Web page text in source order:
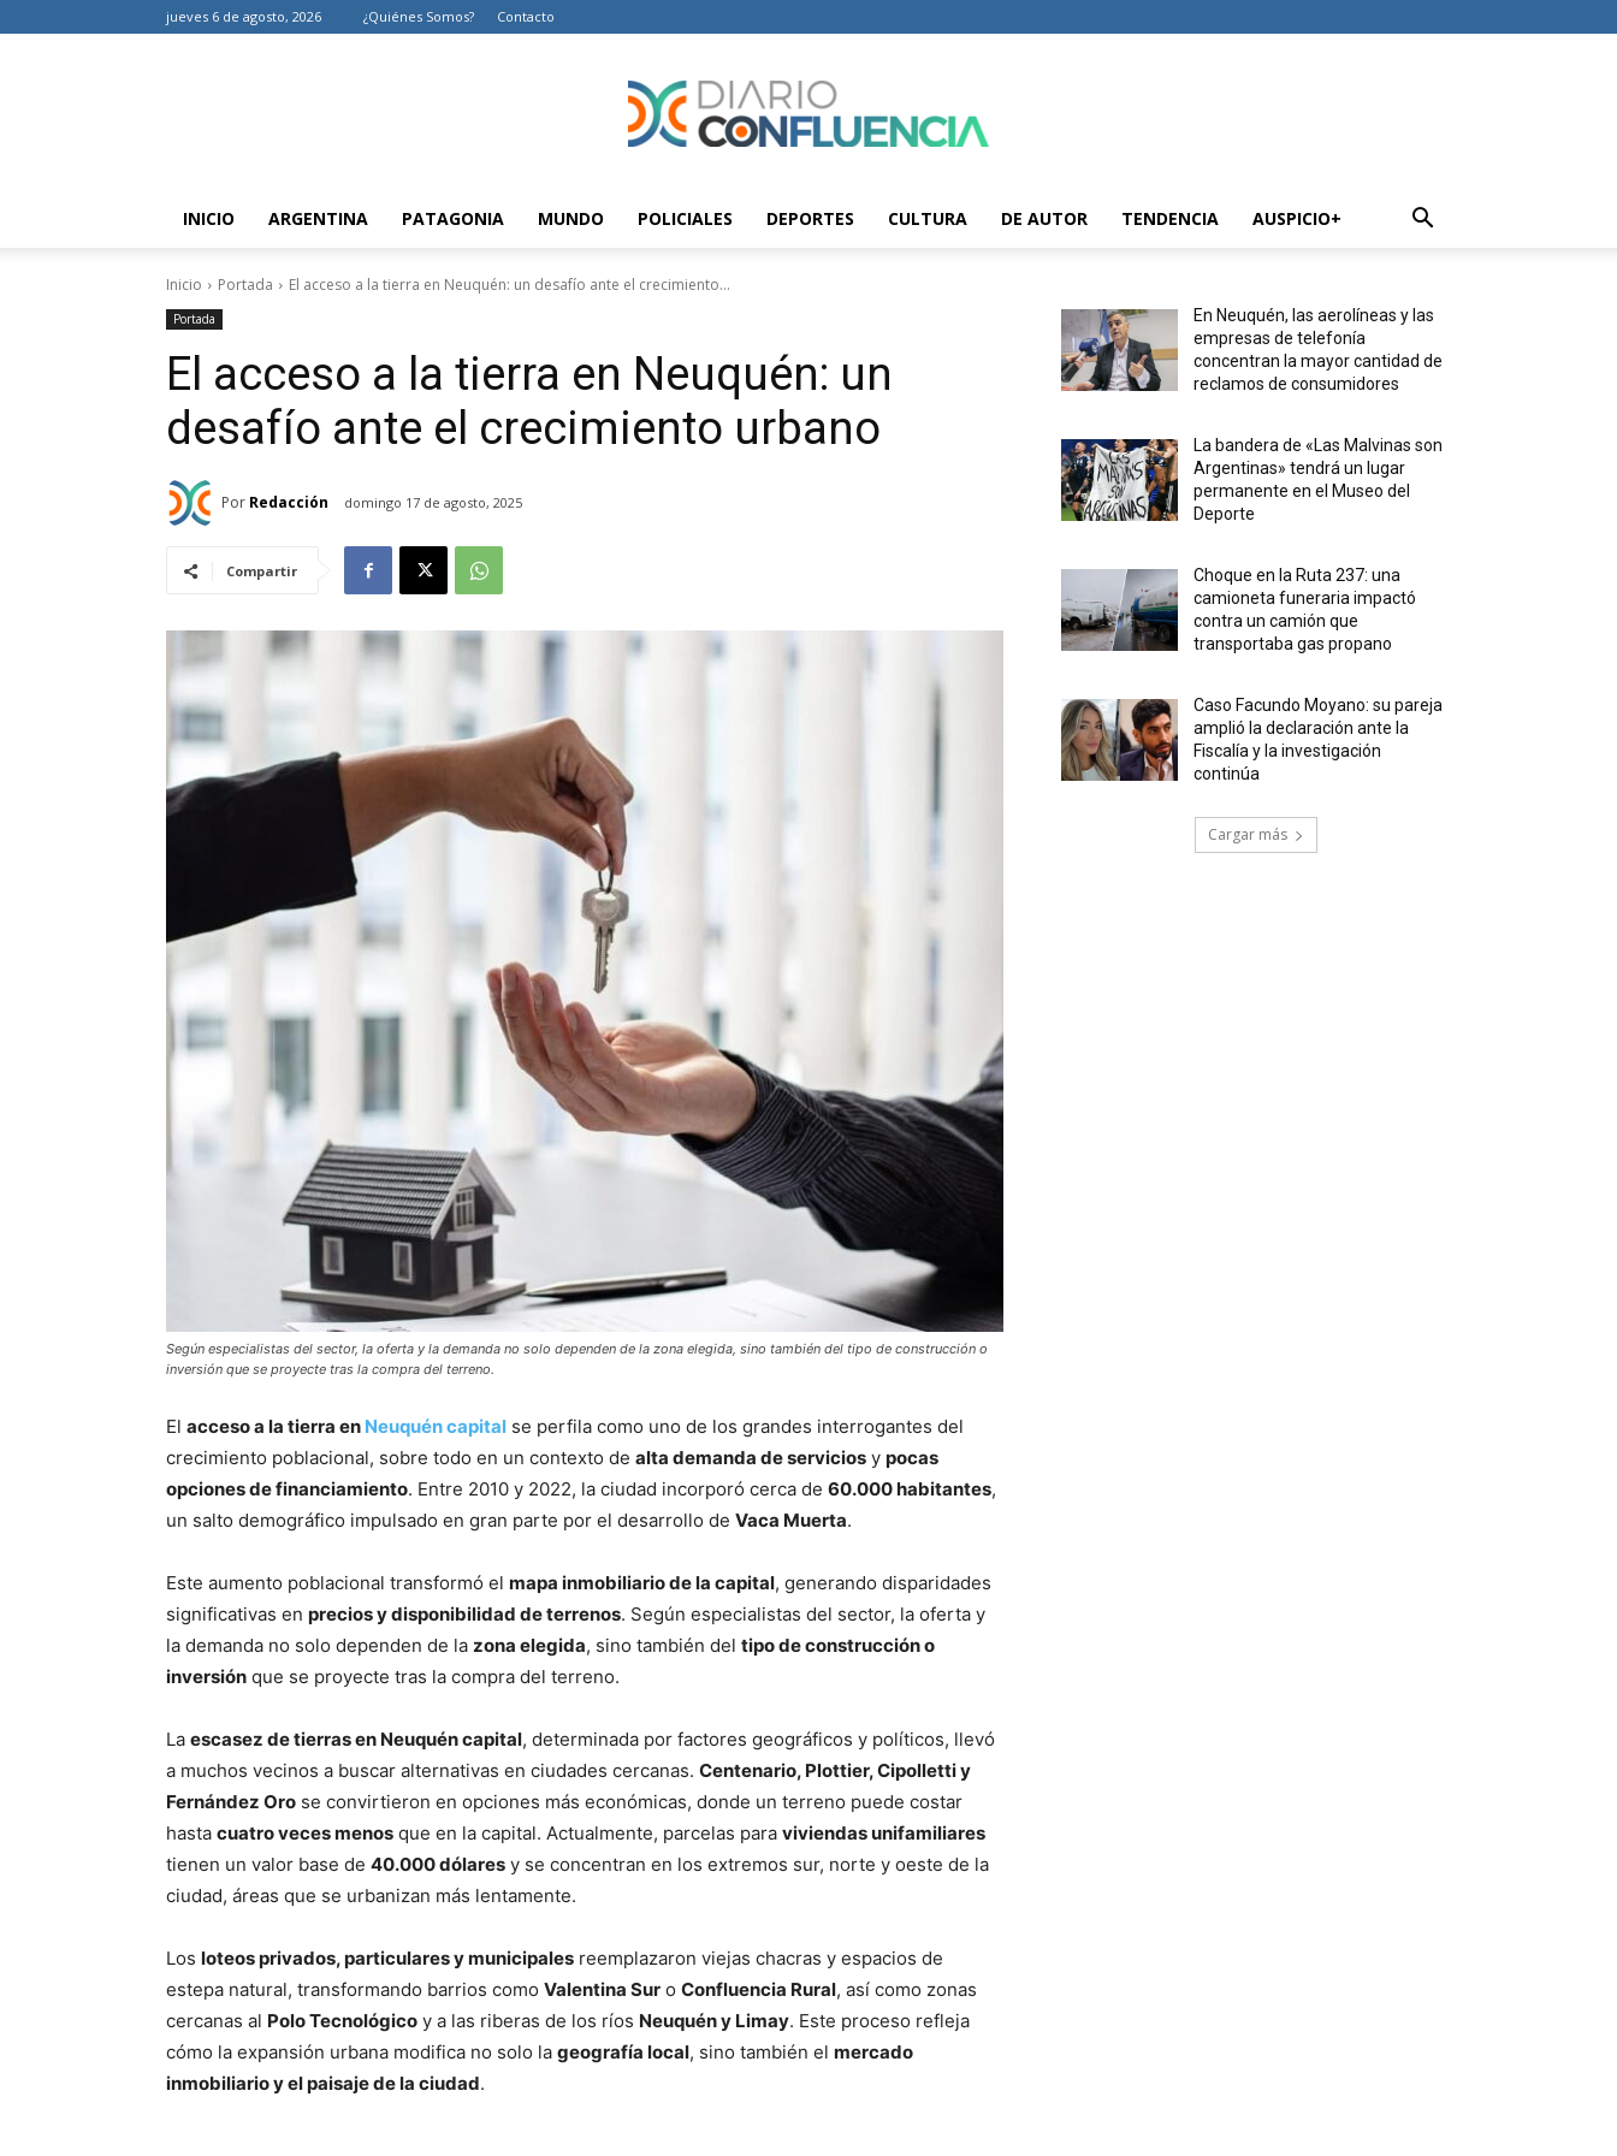
jueves 6 de agosto, 2026 ¿Quiénes Somos? Contacto
Diario
Confluencia
INICIO ARGENTINA PATAGONIA MUNDO POLICIALES DEPORTES CULTURA DE AUTOR TENDENCIA AUSPICIO+
Inicio Portada El acceso a la tierra en Neuquén: un desafío ante el crecimiento...
Portada
El acceso a la tierra en Neuquén: un
desafío ante el crecimiento urbano
Por Redacción domingo 17 de agosto, 2025
Compartir
Según especialistas del sector, la oferta y la demanda no solo dependen de la zona elegida, sino también del tipo de construcción o
inversión que se proyecte tras la compra del terreno.
El acceso a la tierra en Neuquén capital se perfila como uno de los grandes interrogantes del
crecimiento poblacional, sobre todo en un contexto de alta demanda de servicios y pocas
opciones de financiamiento. Entre 2010 y 2022, la ciudad incorporó cerca de 60.000 habitantes,
un salto demográfico impulsado en gran parte por el desarrollo de Vaca Muerta.
Este aumento poblacional transformó el mapa inmobiliario de la capital, generando disparidades
significativas en precios y disponibilidad de terrenos. Según especialistas del sector, la oferta y
la demanda no solo dependen de la zona elegida, sino también del tipo de construcción o
inversión que se proyecte tras la compra del terreno.
La escasez de tierras en Neuquén capital, determinada por factores geográficos y políticos, llevó
a muchos vecinos a buscar alternativas en ciudades cercanas. Centenario, Plottier, Cipolletti y
Fernández Oro se convirtieron en opciones más económicas, donde un terreno puede costar
hasta cuatro veces menos que en la capital. Actualmente, parcelas para viviendas unifamiliares
tienen un valor base de 40.000 dólares y se concentran en los extremos sur, norte y oeste de la
ciudad, áreas que se urbanizan más lentamente.
Los loteos privados, particulares y municipales reemplazaron viejas chacras y espacios de
estepa natural, transformando barrios como Valentina Sur o Confluencia Rural, así como zonas
cercanas al Polo Tecnológico y a las riberas de los ríos Neuquén y Limay. Este proceso refleja
cómo la expansión urbana modifica no solo la geografía local, sino también el mercado
inmobiliario y el paisaje de la ciudad.
En Neuquén, las aerolíneas y las
empresas de telefonía
concentran la mayor cantidad de
reclamos de consumidores
La bandera de «Las Malvinas son
Argentinas» tendrá un lugar
permanente en el Museo del
Deporte
Choque en la Ruta 237: una
camioneta funeraria impactó
contra un camión que
transportaba gas propano
Caso Facundo Moyano: su pareja
amplió la declaración ante la
Fiscalía y la investigación
continúa
Cargar más